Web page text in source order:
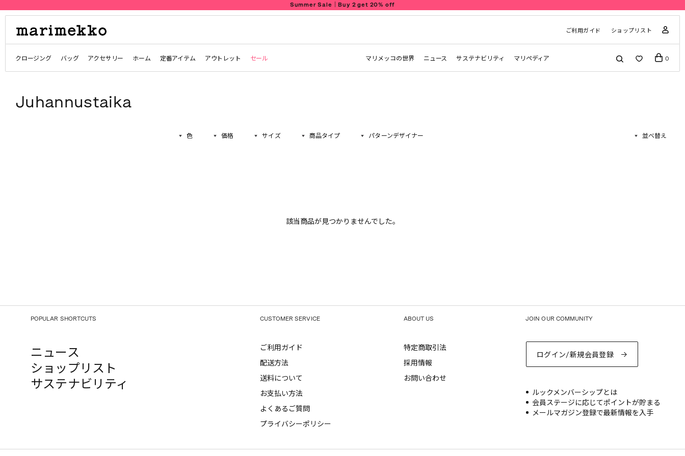
Summer Sale｜Buy 2 get 20% off
ご利用ガイド ショップリスト
クロージング バッグ アクセサリー ホーム 定番アイテム アウトレット セール マリメッコの世界 ニュース サステナビリティ マリペディア 0
Juhannustaika
色 価格 サイズ 商品タイプ パターンデザイナー 並べ替え
該当商品が見つかりませんでした。
POPULAR SHORTCUTS
ニュース
ショップリスト
サステナビリティ
CUSTOMER SERVICE
ご利用ガイド
配送方法
送料について
お支払い方法
よくあるご質問
プライバシーポリシー
ABOUT US
特定商取引法
採用情報
お問い合わせ
JOIN OUR COMMUNITY
ログイン/新規会員登録
ルックメンバーシップとは
会員ステージに応じてポイントが貯まる
メールマガジン登録で最新情報を入手